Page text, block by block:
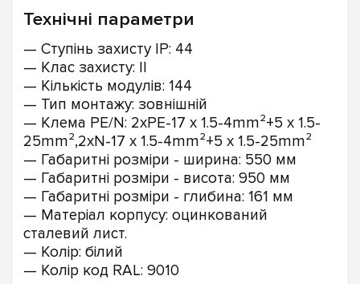
Технічні параметри
— Ступінь захисту IP: 44
— Клас захисту: II
— Кількість модулів: 144
— Тип монтажу: зовнішній
— Клема PE/N: 2xPE-17 x 1.5-4mm²+5 x 1.5-
25mm²,2xN-17 x 1.5-4mm²+5 x 1.5-25mm²
— Габаритні розміри - ширина: 550 мм
— Габаритні розміри - висота: 950 мм
— Габаритні розміри - глибина: 161 мм
— Матеріал корпусу: оцинкований
сталевий лист.
— Колір: білий
— Колір код RAL: 9010